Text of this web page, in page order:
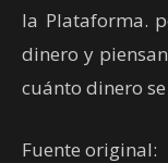
la Plataforma.
dinero y
cuánto dinero
Fuente original: